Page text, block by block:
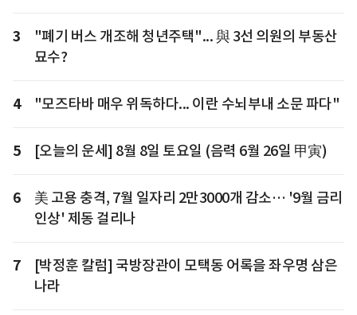
3
"폐기 버스 개조해 청년주택"... 與 3선 의원의 부동산
묘수?
4 "모즈타바 매우 위독하다... 이란 수뇌부내 소문 파다"
5 [오늘의 운세] 8월 8일 토요일 (음력 6월 26일 甲寅)
6
美 고용 충격, 7월 일자리 2만3000개 감소… '9월 금리
인상' 제동 걸리나
7
[박정훈 칼럼] 국방장관이 모택동 어록을 좌우명 삼은
나라